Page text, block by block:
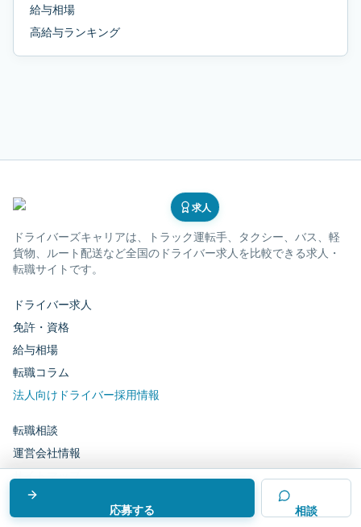
応募する 相談
給与相場
高給与ランキング
求人
ドライバーズキャリアは、トラック運転手、タクシー、バス、軽
貨物、ルート配送など全国のドライバー求人を比較できる求人・
転職サイトです。
ドライバー求人
免許・資格
給与相場
転職コラム
法人向けドライバー採用情報
転職相談
運営会社情報
サイトマップ